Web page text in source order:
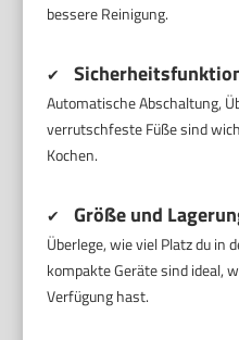
bessere Reinigung.
✔
Automatische Abschaltung,
verrutschfeste Füße sind
Kochen.
✔ Größe und
Überlege, wie viel Platz du in
kompakte Geräte sind ideal,
Verfügung hast.